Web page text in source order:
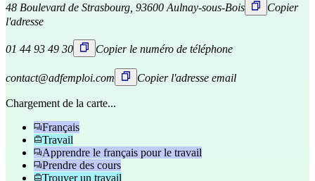
48 Boulevard de Strasbourg, 93600 Aulnay-sous-Bois
Copier
l'adresse
01 44 93 49 30 Copier le numéro de téléphone
contact@adfemploi.com Copier l'adresse email
Chargement de la carte...
Français
Travail
Apprendre le français pour le travail
Prendre des cours
Trouver un travail